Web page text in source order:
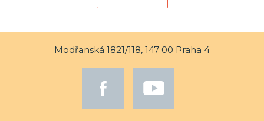
Modřanská 1821/118, 147 00 Praha 4